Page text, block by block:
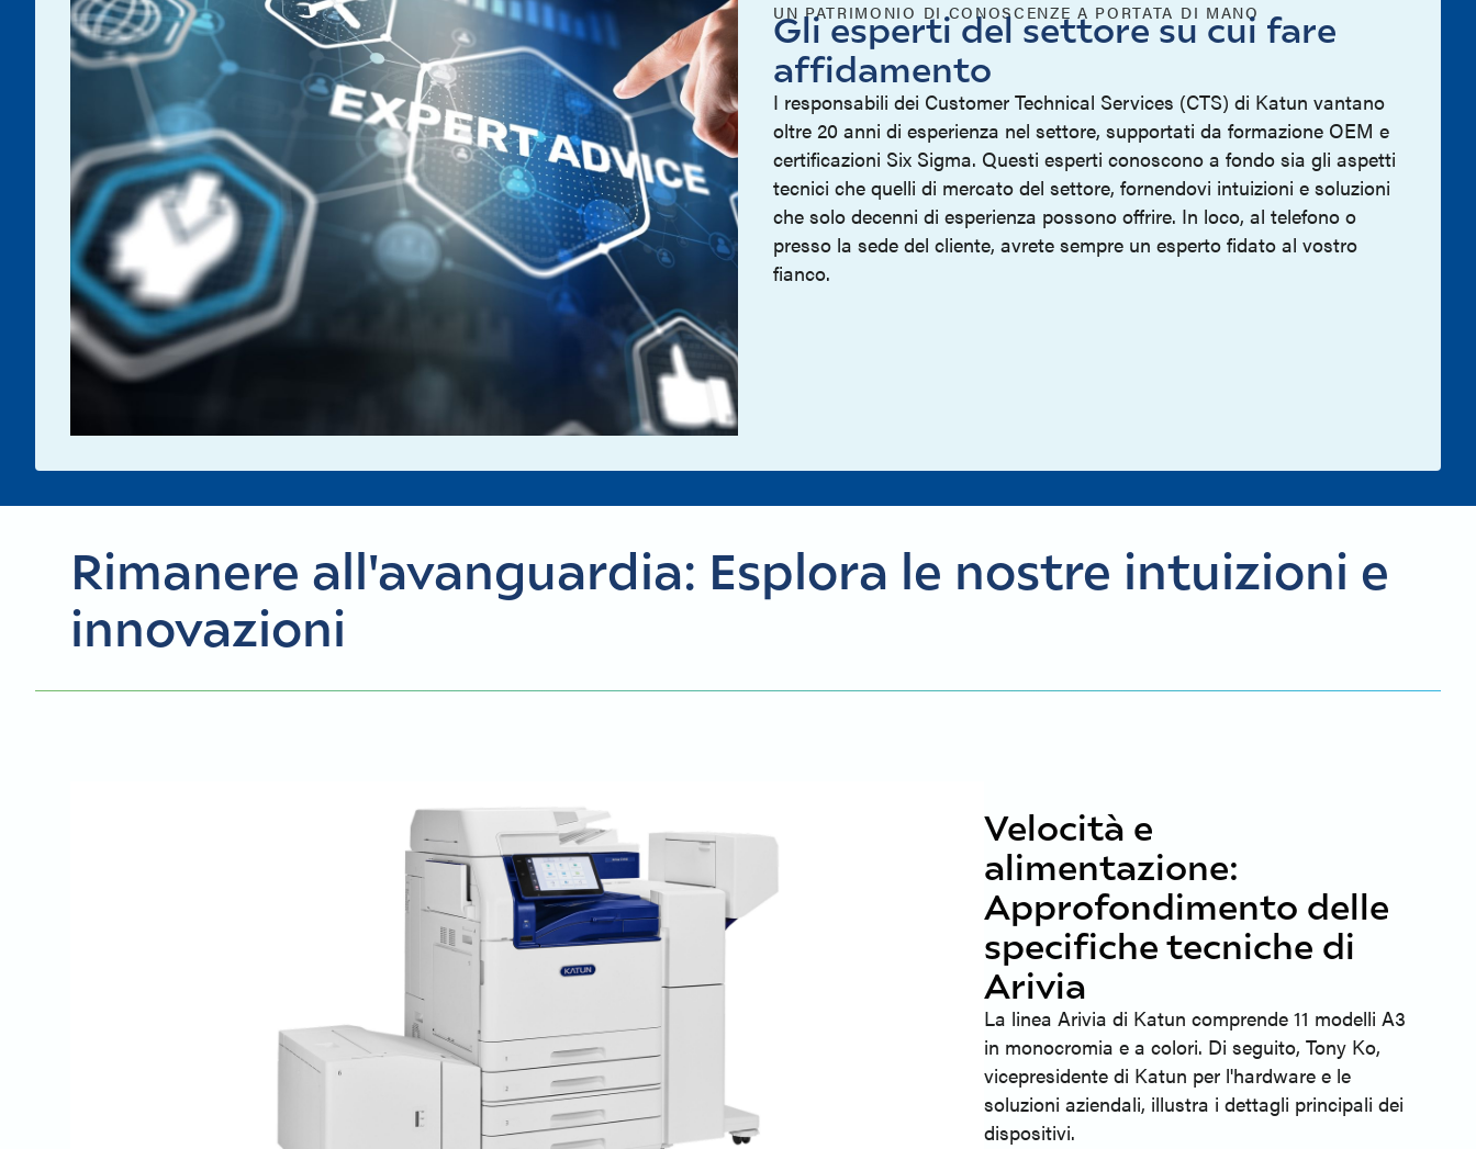
UN PATRIMONIO DI CONOSCENZE A PORTATA DI MANO
Gli esperti del settore su cui fare
affidamento
I responsabili dei Customer Technical Services (CTS) di Katun vantano
oltre 20 anni di esperienza nel settore, supportati da formazione OEM e
certificazioni Six Sigma. Questi esperti conoscono a fondo sia gli aspetti
tecnici che quelli di mercato del settore, fornendovi intuizioni e soluzioni
che solo decenni di esperienza possono offrire. In loco, al telefono o
presso la sede del cliente, avrete sempre un esperto fidato al vostro
fianco.
Rimanere all'avanguardia: Esplora le nostre intuizioni e
innovazioni
Velocità e
alimentazione:
Approfondimento delle
specifiche tecniche di
Arivia
La linea Arivia di Katun comprende 11 modelli A3
in monocromia e a colori. Di seguito, Tony Ko,
vicepresidente di Katun per l'hardware e le
soluzioni aziendali, illustra i dettagli principali dei
dispositivi.